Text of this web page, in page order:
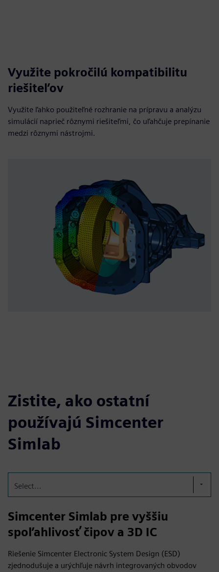
Využite pokročilú kompatibilitu
riešiteľov
Využite ľahko použiteľné rozhranie na prípravu a analýzu
simulácií naprieč rôznymi riešiteľmi, čo uľahčuje prepínanie
medzi rôznymi nástrojmi.
Zistite, ako ostatní
používajú Simcenter
Simlab
Select...
Simcenter Simlab pre vyššiu
spoľahlivosť čipov a 3D IC
Riešenie Simcenter Electronic System Design (ESD)
zjednodušuje a urýchľuje návrh integrovaných obvodov